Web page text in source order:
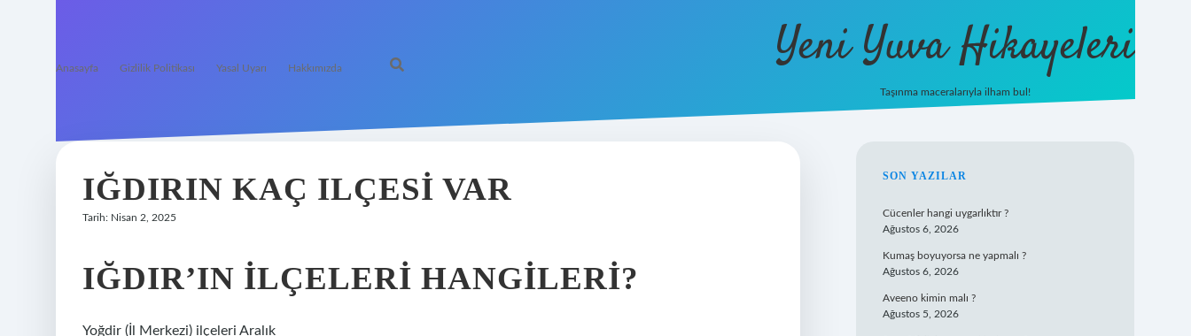
Anasayfa Gizlilik Politikası Yasal Uyarı Hakkımızda Yeni Yuva Hikayeleri
Taşınma maceralarıyla ilham bul!
IĞDIRIN KAÇ ILÇESI VAR
Tarih: Nisan 2, 2025
IĞDIR’IN ILÇELERI HANGILERI?
Yoğdir (İl Merkezi) ilçeleri Aralık
SIDEBAR
SON YAZILAR
Cücenler hangi uygarlıktır ?
Ağustos 6, 2026
Kumaş boyuyorsa ne yapmalı ?
Ağustos 6, 2026
Aveeno kimin malı ?
Ağustos 5, 2026